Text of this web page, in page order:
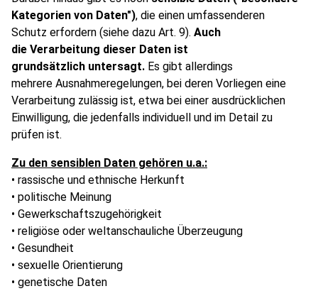
Kategorien von Daten"), die einen umfassenderen
Schutz erfordern (siehe dazu Art. 9). Auch
die Verarbeitung dieser Daten ist
grundsätzlich untersagt. Es gibt allerdings
mehrere Ausnahmeregelungen, bei deren Vorliegen eine
Verarbeitung zulässig ist, etwa bei einer ausdrücklichen
Einwilligung, die jedenfalls individuell und im Detail zu
prüfen ist.
Zu den sensiblen Daten gehören u.a.:
• rassische und ethnische Herkunft
• politische Meinung
• Gewerkschaftszugehörigkeit
• religiöse oder weltanschauliche Überzeugung
• Gesundheit
• sexuelle Orientierung
• genetische Daten